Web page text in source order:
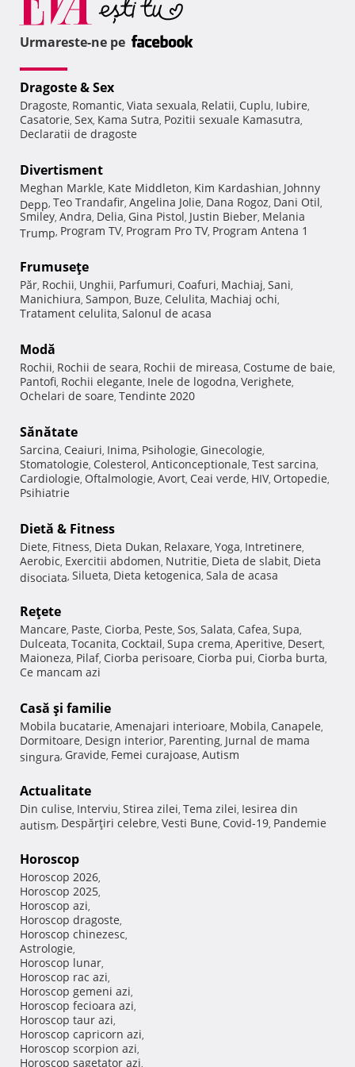
Urmareste-ne pe
Dragoste & Sex
Dragoste, Romantic, Viata sexuala, Relatii, Cuplu, Iubire,
Casatorie, Sex, Kama Sutra, Pozitii sexuale Kamasutra,
Declaratii de dragoste
Divertisment
Meghan Markle, Kate Middleton, Kim Kardashian, Johnny
Depp, Teo Trandafir, Angelina Jolie, Dana Rogoz, Dani Otil,
Smiley, Andra, Delia, Gina Pistol, Justin Bieber, Melania
Trump, Program TV, Program Pro TV, Program Antena 1
Frumuseţe
Păr, Rochii, Unghii, Parfumuri, Coafuri, Machiaj, Sani,
Manichiura, Sampon, Buze, Celulita, Machiaj ochi,
Tratament celulita, Salonul de acasa
Modă
Rochii, Rochii de seara, Rochii de mireasa, Costume de baie,
Pantofi, Rochii elegante, Inele de logodna, Verighete,
Ochelari de soare, Tendinte 2020
Sănătate
Sarcina, Ceaiuri, Inima, Psihologie, Ginecologie,
Stomatologie, Colesterol, Anticonceptionale, Test sarcina,
Cardiologie, Oftalmologie, Avort, Ceai verde, HIV, Ortopedie,
Psihiatrie
Dietă & Fitness
Diete, Fitness, Dieta Dukan, Relaxare, Yoga, Intretinere,
Aerobic, Exercitii abdomen, Nutritie, Dieta de slabit, Dieta
disociata, Silueta, Dieta ketogenica, Sala de acasa
Reţete
Mancare, Paste, Ciorba, Peste, Sos, Salata, Cafea, Supa,
Dulceata, Tocanita, Cocktail, Supa crema, Aperitive, Desert,
Maioneza, Pilaf, Ciorba perisoare, Ciorba pui, Ciorba burta,
Ce mancam azi
Casă şi familie
Mobila bucatarie, Amenajari interioare, Mobila, Canapele,
Dormitoare, Design interior, Parenting, Jurnal de mama
singura, Gravide, Femei curajoase, Autism
Actualitate
Din culise, Interviu, Stirea zilei, Tema zilei, Iesirea din
autism, Despărţiri celebre, Vesti Bune, Covid-19, Pandemie
Horoscop
Horoscop 2026,
Horoscop 2025,
Horoscop azi,
Horoscop dragoste,
Horoscop chinezesc,
Astrologie,
Horoscop lunar,
Horoscop rac azi,
Horoscop gemeni azi,
Horoscop fecioara azi,
Horoscop taur azi,
Horoscop capricorn azi,
Horoscop scorpion azi,
Horoscop sagetator azi,